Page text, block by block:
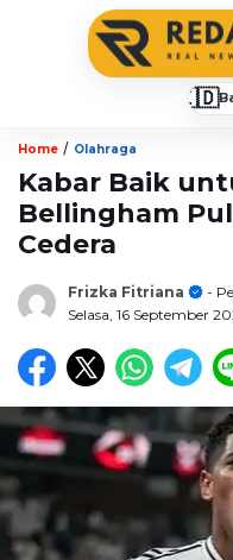
🇮🇩
Home / Olahraga
Kabar Baik
Bellingham
Cedera
Frizka Fitriana
-
Selasa, 16 September